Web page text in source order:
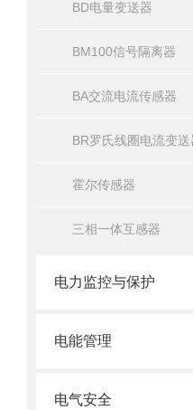
BD电量变送器
BM100信号隔离器
BA交流电流传感器
BR罗氏线圈电流变送
霍尔传感器
三相一体互感器
电力监控与保护
电能管理
电气安全